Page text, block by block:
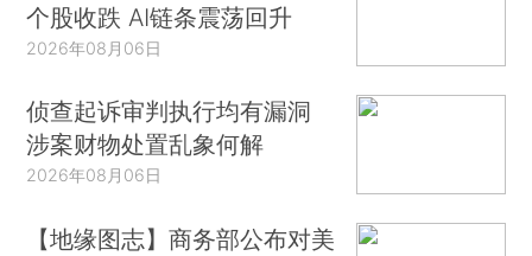
个股收跌 AI链条震荡回升
2026年08月06日
侦查起诉审判执行均有漏洞
涉案财物处置乱象何解
2026年08月06日
【地缘图志】商务部公布对美